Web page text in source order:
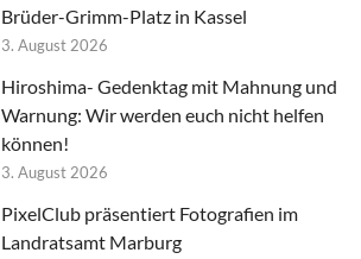
Brüder-Grimm-Platz in Kassel
3. August 2026
Hiroshima- Gedenktag mit Mahnung und
Warnung: Wir werden euch nicht helfen
können!
3. August 2026
PixelClub präsentiert Fotografien im
Landratsamt Marburg